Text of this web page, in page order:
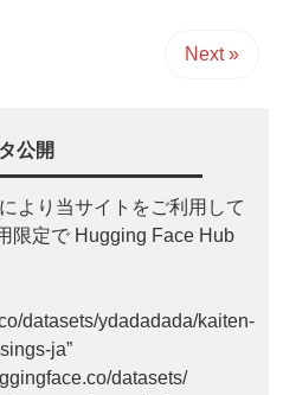
Next »
公開
より当サイトをご利用して
限定で Hugging Face Hub
datasets/ydadadada/kaiten-
ja”
datasets/